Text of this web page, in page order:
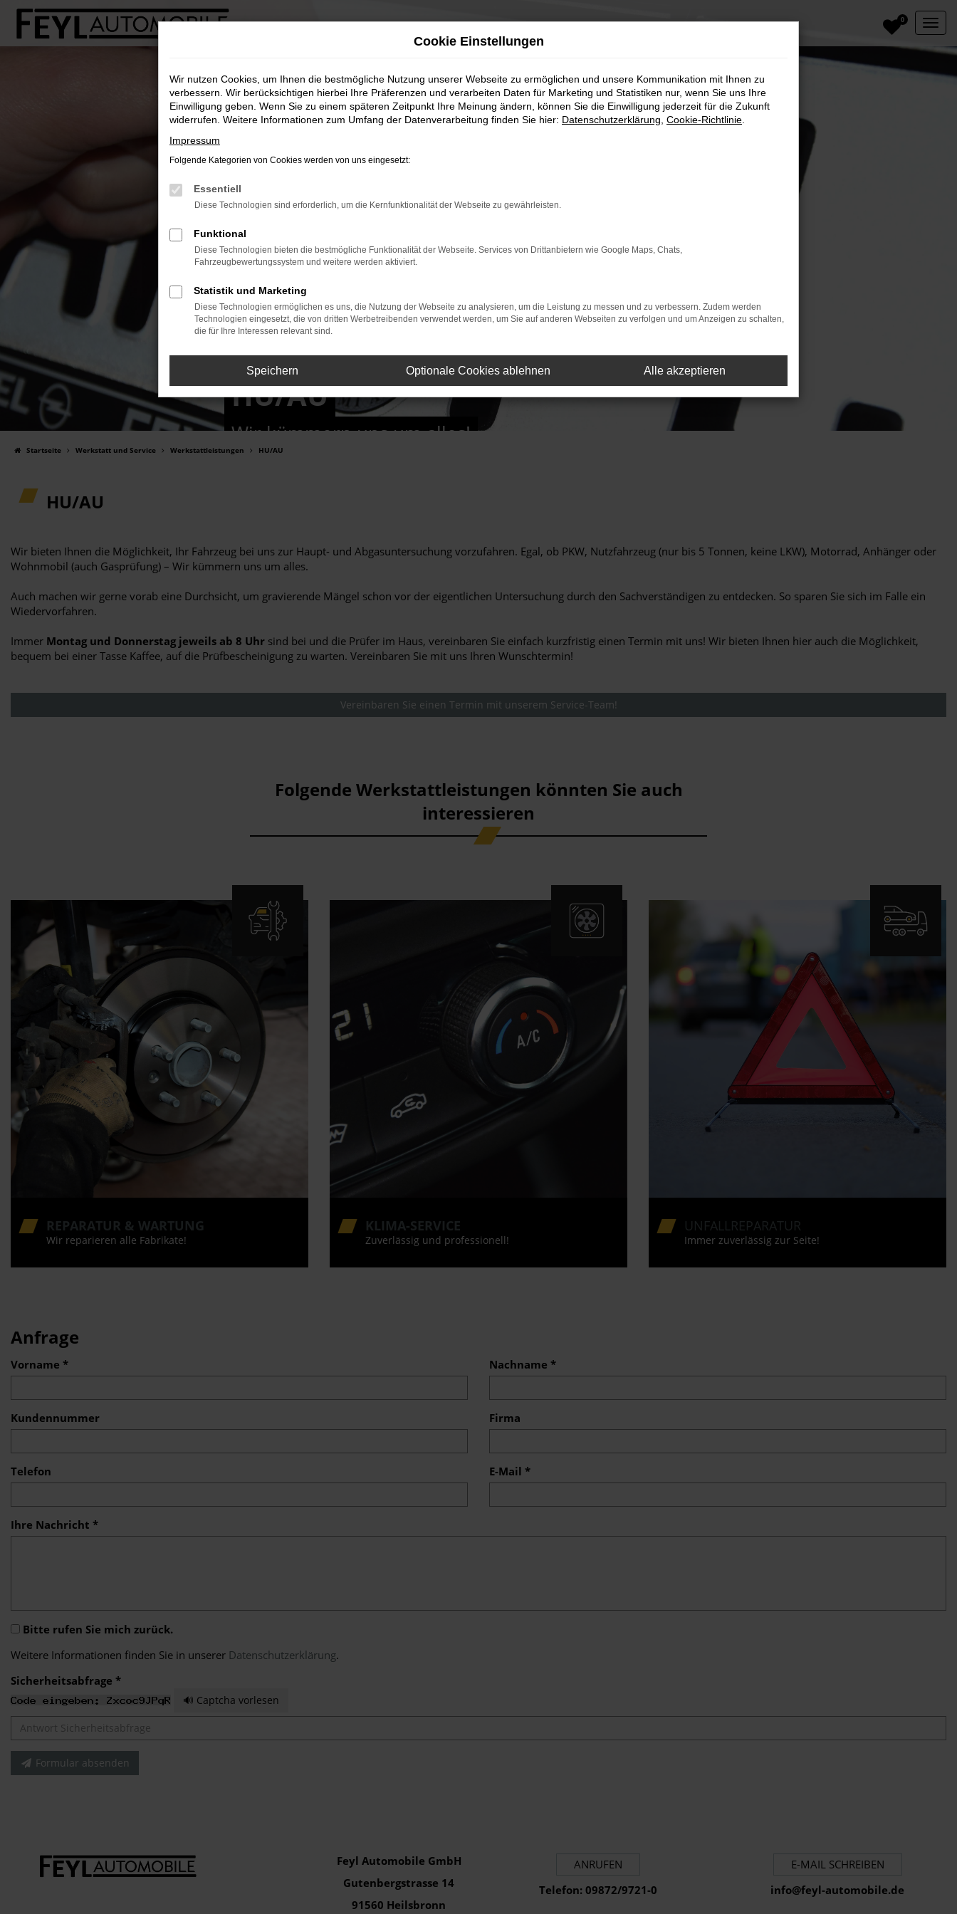
Zum
Hauptinhalt
springen
0
HU/AU
Wir kümmern uns um alles!
Startseite Werkstatt und Service Werkstattleistungen HU/AU
HU/AU
Wir bieten Ihnen die Möglichkeit, Ihr Fahrzeug bei uns zur Haupt- und Abgasuntersuchung vorzufahren. Egal, ob PKW, Nutzfahrzeug (nur bis 5 Tonnen, keine LKW), Motorrad, Anhänger oder
Wohnmobil (auch Gasprüfung) – Wir kümmern uns um alles.
Auch machen wir gerne vorab eine Durchsicht, um gravierende Mängel schon vor der eigentlichen Untersuchung durch den Sachverständigen zu entdecken. So sparen Sie sich im Falle ein
Wiedervorfahren.
Immer Montag und Donnerstag jeweils ab 8 Uhr sind bei und die Prüfer im Haus, vereinbaren Sie einfach kurzfristig einen Termin mit uns! Wir bieten Ihnen hier auch die Möglichkeit,
bequem bei einer Tasse Kaffee, auf die Prüfbescheinigung zu warten. Vereinbaren Sie mit uns Ihren Wunschtermin!
Vereinbaren Sie einen Termin mit unserem Service-Team!
Folgende Werkstattleistungen könnten Sie auch
interessieren
REPARATUR & WARTUNG
Wir reparieren alle Fabrikate!
KLIMA-SERVICE
Zuverlässig und professionell!
UNFALLREPARATUR
Immer zuverlässig zur Seite!
Anfrage
Vorname * Nachname *
Kundennummer Firma
Telefon E-Mail *
Ihre Nachricht *
Bitte rufen Sie mich zurück.
Weitere Informationen finden Sie in unserer Datenschutzerklärung.
Sicherheitsabfrage *
🔊 Captcha vorlesen
Formular absenden
Feyl Automobile GmbH
Gutenbergstrasse 14
91560 Heilsbronn
ANRUFEN
Telefon: 09872/9721-0
E-MAIL SCHREIBEN
info@feyl-automobile.de
Cookie Einstellungen
Wir nutzen Cookies, um Ihnen die bestmögliche Nutzung unserer Webseite zu ermöglichen und unsere Kommunikation mit Ihnen zu
verbessern. Wir berücksichtigen hierbei Ihre Präferenzen und verarbeiten Daten für Marketing und Statistiken nur, wenn Sie uns Ihre
Einwilligung geben. Wenn Sie zu einem späteren Zeitpunkt Ihre Meinung ändern, können Sie die Einwilligung jederzeit für die Zukunft
widerrufen. Weitere Informationen zum Umfang der Datenverarbeitung finden Sie hier: Datenschutzerklärung Cookie-Richtlinie
Impressum
Folgende Kategorien von Cookies werden von uns eingesetzt:
Essentiell
Diese Technologien sind erforderlich, um die Kernfunktionalität der Webseite zu gewährleisten.
Funktional
Diese Technologien bieten die bestmögliche Funktionalität der Webseite. Services von Drittanbietern wie Google Maps, Chats,
Fahrzeugbewertungssystem und weitere werden aktiviert.
Statistik und Marketing
Diese Technologien ermöglichen es uns, die Nutzung der Webseite zu analysieren, um die Leistung zu messen und zu verbessern. Zudem werden
Technologien eingesetzt, die von dritten Werbetreibenden verwendet werden, um Sie auf anderen Webseiten zu verfolgen und um Anzeigen zu schalten,
die für Ihre Interessen relevant sind.
Speichern Optionale Cookies ablehnen Alle akzeptieren